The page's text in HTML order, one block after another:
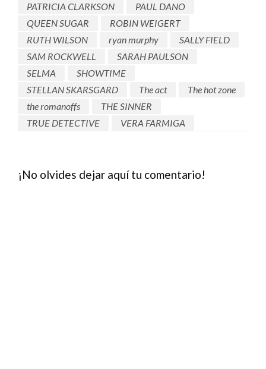
PATRICIA CLARKSON
PAUL DANO
QUEEN SUGAR
ROBIN WEIGERT
RUTH WILSON
ryan murphy
SALLY FIELD
SAM ROCKWELL
SARAH PAULSON
SELMA
SHOWTIME
STELLAN SKARSGARD
The act
The hot zone
the romanoffs
THE SINNER
TRUE DETECTIVE
VERA FARMIGA
¡No olvides dejar aquí tu comentario!